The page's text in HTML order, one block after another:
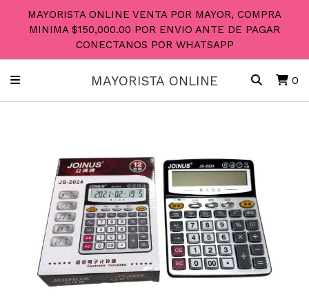
MAYORISTA ONLINE VENTA POR MAYOR, COMPRA
MINIMA $150,000.00 POR ENVIO ANTE DE PAGAR
CONECTANOS POR WHATSAPP
MAYORISTA ONLINE 0